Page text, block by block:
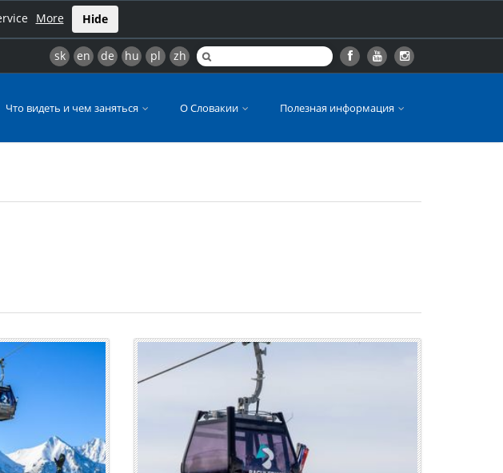
More Hide
sk en de hu pl zh
Что видеть и чем заняться О Словакии Полезная информация